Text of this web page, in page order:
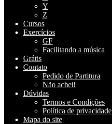
Y
Z
Cursos
Exercícios
GF
Facilitando a música
Grátis
Contato
Pedido de Partitura
Não achei!
Dúvidas
Termos e Condições
Política de privacidade
Mapa do site